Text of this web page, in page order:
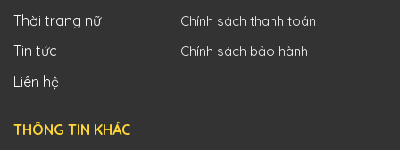
Thời trang nữ
Tin tức
Liên hệ
Chính sách thanh toán
Chính sách bảo hành
THÔNG TIN KHÁC